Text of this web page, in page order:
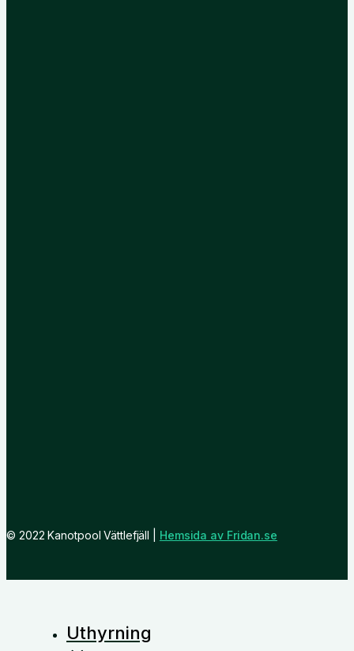
© 2022 Kanotpool Vättlefjäll | Hemsida av Fridan.se
Uthyrning